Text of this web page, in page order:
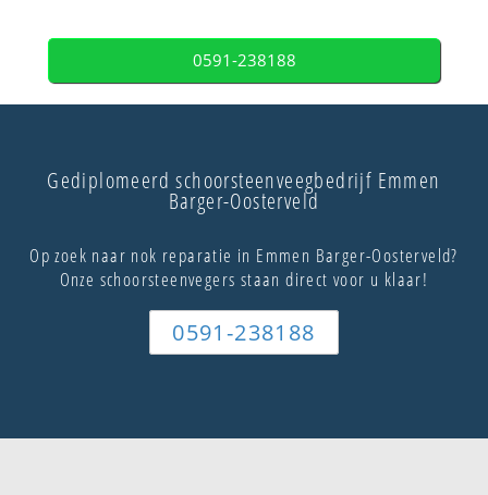
0591-238188
Gediplomeerd schoorsteenveegbedrijf Emmen
Barger-Oosterveld
Op zoek naar nok reparatie in Emmen Barger-Oosterveld?
Onze schoorsteenvegers staan direct voor u klaar!
0591-238188